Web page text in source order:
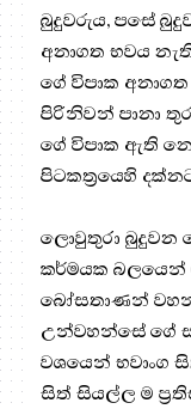
බුදුවරුය, පසේ
අනාගත භවය
ගේ විපාක
පිරිනිවන් පානා
ගේ විපාක ඇති
පිටකත්‍රයෙහි
ලොවුතුරා
කර්මයක බලයෙන්
බෝසතාණන්
උන්වහන්සේ ගේ
වශයෙන් භවාංග
සිත් සියල්ල ම